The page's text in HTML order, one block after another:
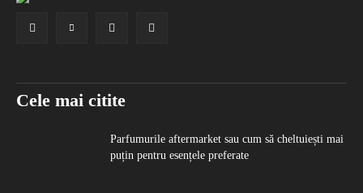
Cele mai citite
Parfumurile aftermarket sau cum să cheltuiești mai
puțin pentru esențele preferate